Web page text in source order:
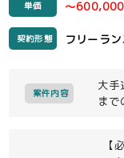
単価 ～600,000
契約形態 フリーラン
案件内容
大手
まで
【